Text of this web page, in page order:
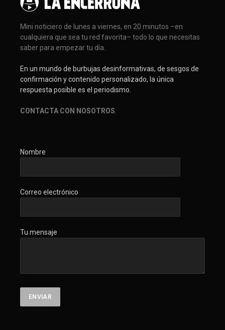
Mini noticiero de lunes a viernes, en 20 minutos –en
cualquiera que sea tu red favorita– todo lo que necesitas
saber para empezar tu día.
En un mundo de burbujas desinformativas, de sesgos de
confirmación y contenido personalizado, la única
respuesta posible es el periodismo.
CONTACTA CON NOSOTROS
Nombre
Correo electrónico
Tu mensaje